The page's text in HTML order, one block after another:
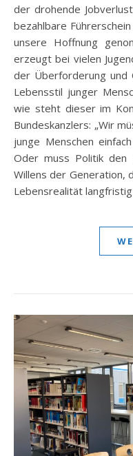
der drohende
bezahlbare
unsere Hoffnung
erzeugt bei vielen
der Überforderung und
Lebensstil junger
wie steht dieser im
Bundeskanzlers: „Wir
junge Menschen
Oder muss Politik den
Willens der Generation,
Lebensrealität